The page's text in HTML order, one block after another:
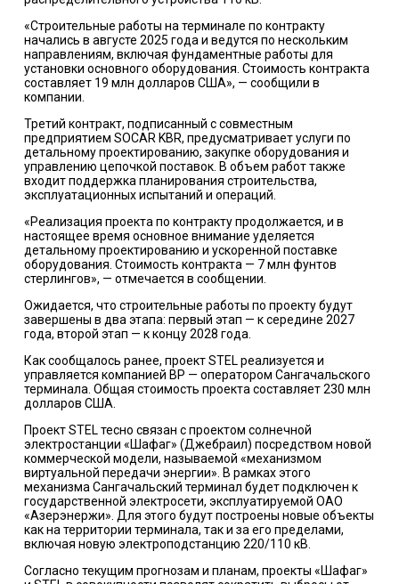
«Строительные работы на терминале по контракту
начались в августе 2025 года и ведутся по нескольким
направлениям, включая фундаментные работы для
установки основного оборудования. Стоимость контракта
составляет 19 млн долларов США», — сообщили в
компании.
Третий контракт, подписанный с совместным
предприятием SOCAR KBR, предусматривает услуги по
детальному проектированию, закупке оборудования и
управлению цепочкой поставок. В объем работ также
входит поддержка планирования строительства,
эксплуатационных испытаний и операций.
«Реализация проекта по контракту продолжается, и в
настоящее время основное внимание уделяется
детальному проектированию и ускоренной поставке
оборудования. Стоимость контракта — 7 млн фунтов
стерлингов», — отмечается в сообщении.
Ожидается, что строительные работы по проекту будут
завершены в два этапа: первый этап — к середине 2027
года, второй этап — к концу 2028 года.
Как сообщалось ранее, проект STEL реализуется и
управляется компанией BP — оператором Сангачальского
терминала. Общая стоимость проекта составляет 230 млн
долларов США.
Проект STEL тесно связан с проектом солнечной
электростанции «Шафаг» (Джебраил) посредством новой
коммерческой модели, называемой «механизмом
виртуальной передачи энергии». В рамках этого
механизма Сангачальский терминал будет подключен к
государственной электросети, эксплуатируемой ОАО
«Азерэнержи». Для этого будут построены новые объекты
как на территории терминала, так и за его пределами,
включая новую электроподстанцию 220/110 кВ.
Согласно текущим прогнозам и планам, проекты «Шафаг»